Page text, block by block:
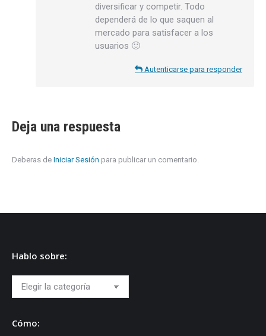
diversificar y competir. Todo
dependerá de lo que saquen al
mercado para satisfacer a los
usuarios 🙂
Autenticarse para responder
Deja una respuesta
Deberas de Iniciar Sesión para publicar un comentario.
Hablo sobre:
Hablo
sobre:
Cómo: